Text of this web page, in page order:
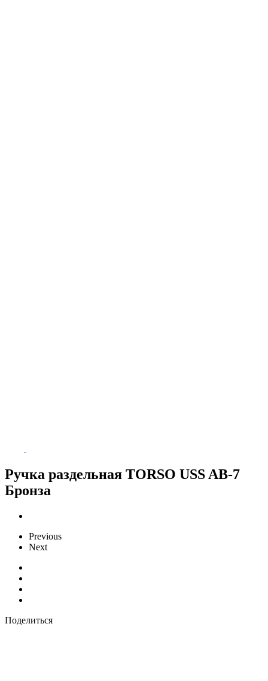
Ручка раздельная TORSO USS AB-7
Бронза
Previous
Next
Поделиться